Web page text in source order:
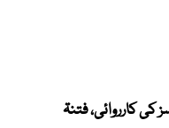
کارروائی، فتنۃ